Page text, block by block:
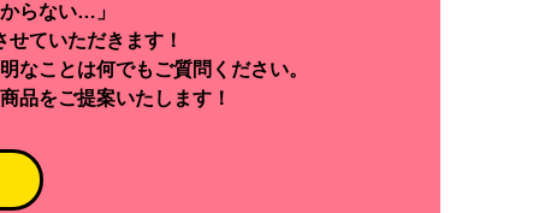
らない…」
ていただきます！
なことは何でもご質問ください。
品をご提案いたします！